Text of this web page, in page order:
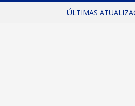
ÚLTIMAS